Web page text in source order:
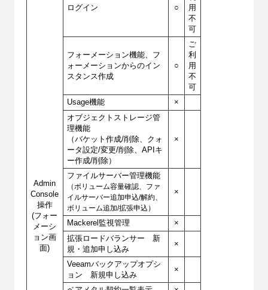
Admin
Console
操作
(フォー
メーシ
ョン画
面)
ログイン ○
用
不
可
フォーメーション機能、フ
ォーメーションからのイン
スタンス作成
○
ご
利
用
不
可
Usage機能
×
オブジェクトストレージ管
理機能
（バケット作成/削除、クォ
ータ設定/変更/削除、APIキ
ー作成/削除）
×
ファイルサーバー管理機能
（ボリューム容量確認、ファ
イルサーバー追加申込/解約、
ボリューム追加/拡張申込）
×
Mackerel監視管理
×
拡張ロードバランサー 新
規・追加申し込み
×
Veeamバックアップオプシ
ョン 新規申し込み
×